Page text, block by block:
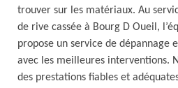
trouver sur les matériaux. Au
de rive cassée à Bourg D Oueil,
propose un service de dépannage
avec les meilleures interventions.
des prestations fiables et